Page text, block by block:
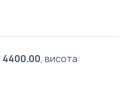
4400.00, висота: